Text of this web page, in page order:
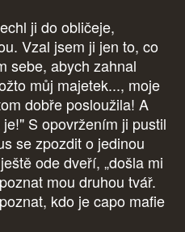
ji do obličeje,
Vzal jsem ji jen to, co
sebe, abych zahnal
můj majetek..., moje
dobře posloužila! A
S opovržením ji pustil
se zpozdit o jedinou
ode dveří, „došla mi
mou druhou tvář.
kdo je capo mafie